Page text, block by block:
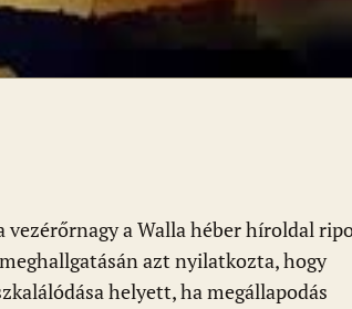
a Walla héber híroldal
azt nyilatkozta, hogy
helyett, ha megállapodás